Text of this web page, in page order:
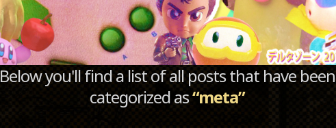
Below you'll find a list of all posts that have been
categorized as“meta”